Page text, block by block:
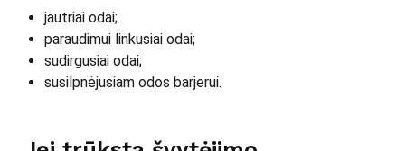
jautriai odai;
paraudimui linkusiai odai;
sudirgusiai odai;
susilpnėjusiam odos barjerui.